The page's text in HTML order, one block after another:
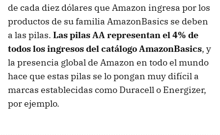
de cada diez dólares que Amazon ingresa por los
productos de su familia AmazonBasics se deben
a las pilas. Las pilas AA representan el 4% de
todos los ingresos del catálogo AmazonBasics, y
la presencia global de Amazon en todo el mundo
hace que estas pilas se lo pongan muy difícil a
marcas establecidas como Duracell o Energizer,
por ejemplo.